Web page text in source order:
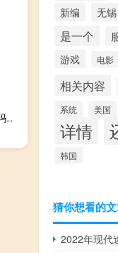
历史上的布喜娅玛拉是谁（布喜娅玛拉是谁东哥格格真实历史布喜娅玛拉）
新编 无锡
是一个
游戏 电影
相关内容
系统 美国
详情
韩国
猜你想看的
2022年现代